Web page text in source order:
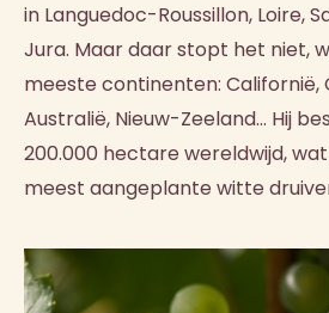
in Languedoc-Roussillon, Loire,
Jura. Maar daar stopt het niet,
meeste continenten: Californië,
Australië, Nieuw-Zeeland... Hij
200.000 hectare wereldwijd,
meest aangeplante witte